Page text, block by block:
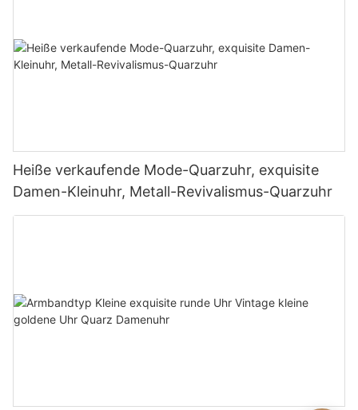
Heiße verkaufende Mode-Quarzuhr, exquisite
Damen-Kleinuhr, Metall-Revivalismus-Quarzuhr